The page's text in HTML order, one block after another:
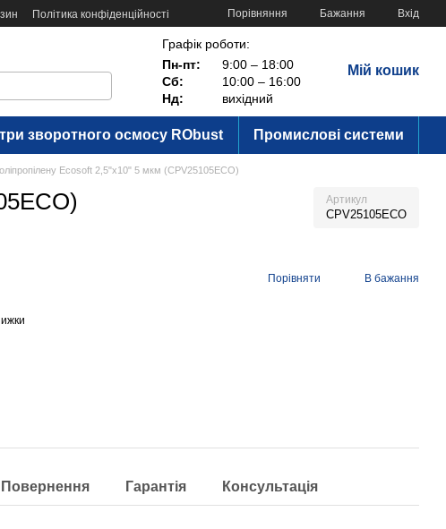
Політика конфіденційності Порівняння Бажання Вхід
Графік роботи:
Пн-пт:
9:00 – 18:00
Сб:
10:00 – 16:00
Нд:
вихідний
Мій кошик
зворотного осмосу RObust Промислові системи
Ecosoft 2,5"x10" 5 мкм (CPV25105ECO)
Артикул
CPV25105ECO
Порівняти В бажання
Повернення Гарантія Консультація